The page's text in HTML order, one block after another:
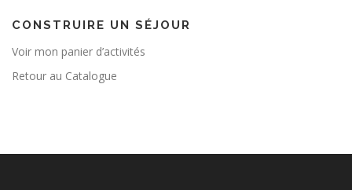
CONSTRUIRE UN SÉJOUR
Voir mon panier d’activités
Retour au Catalogue